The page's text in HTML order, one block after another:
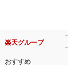
楽天グループ
おすすめ